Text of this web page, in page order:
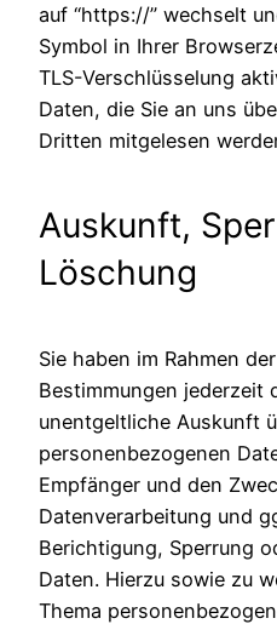
auf “https://” wechselt
Symbol in Ihrer
TLS-Verschlüsselung
Daten, die Sie an uns
Dritten mitgelesen
Auskunft,
Löschung
Sie haben im Rahmen
Bestimmungen jederzeit
unentgeltliche Auskunft
personenbezogenen
Empfänger und den
Datenverarbeitung und
Berichtigung, Sperrung
Daten. Hierzu sowie zu
Thema